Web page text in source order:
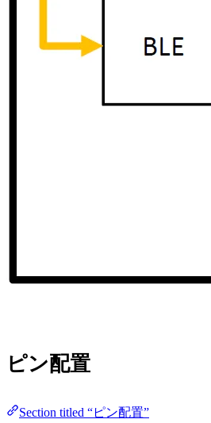
ピン配置
Section titled “ピン配置”